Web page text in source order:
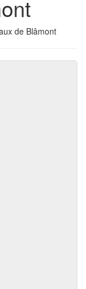
de Blâmont